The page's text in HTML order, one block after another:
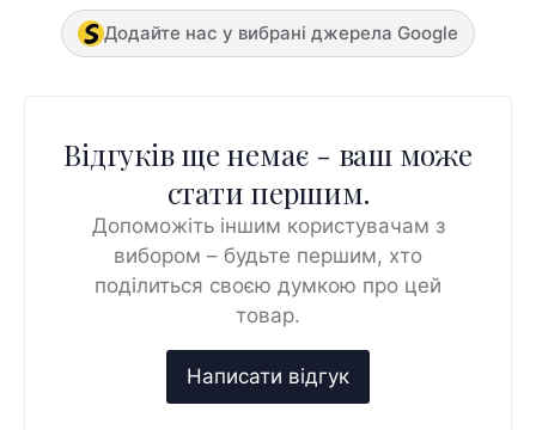
Додайте нас у вибрані джерела Google
Відгуків ще немає - ваш може
стати першим.
Допоможіть іншим користувачам з
вибором – будьте першим, хто
поділиться своєю думкою про цей
товар.